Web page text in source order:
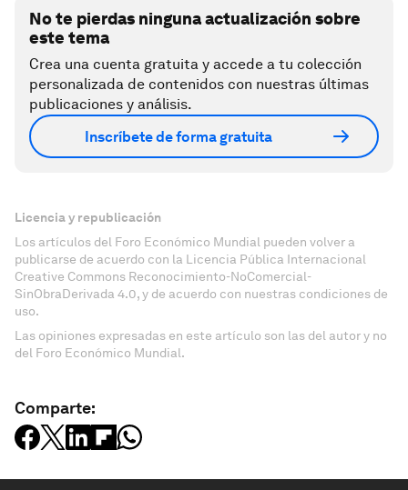
No te pierdas ninguna actualización sobre
este tema
Crea una cuenta gratuita y accede a tu colección
personalizada de contenidos con nuestras últimas
publicaciones y análisis.
Inscríbete de forma gratuita
Licencia y republicación
Los artículos del Foro Económico Mundial pueden volver a
publicarse de acuerdo con la Licencia Pública Internacional
Creative Commons Reconocimiento-NoComercial-
SinObraDerivada 4.0, y de acuerdo con nuestras condiciones de
uso.
Las opiniones expresadas en este artículo son las del autor y no
del Foro Económico Mundial.
Comparte: